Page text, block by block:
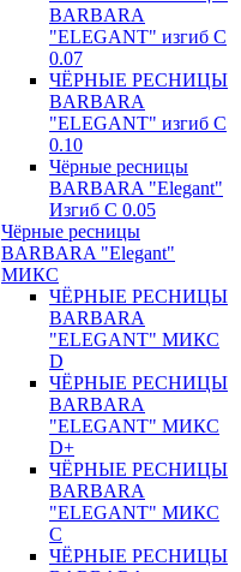
BARBARA
"ELEGANT" изгиб С
0.07
ЧЁРНЫЕ РЕСНИЦЫ
BARBARA
"ELEGANT" изгиб С
0.10
Чёрные ресницы
BARBARA "Elegant"
Изгиб С 0.05
Чёрные ресницы
BARBARA "Elegant"
МИКС
ЧЁРНЫЕ РЕСНИЦЫ
BARBARA
"ELEGANT" МИКС
D
ЧЁРНЫЕ РЕСНИЦЫ
BARBARA
"ELEGANT" МИКС
D+
ЧЁРНЫЕ РЕСНИЦЫ
BARBARA
"ELEGANT" МИКС
С
ЧЁРНЫЕ РЕСНИЦЫ